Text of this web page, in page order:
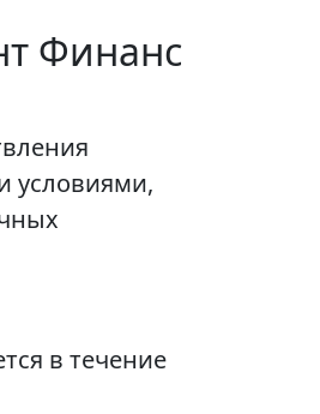
Финанс
условиями,
в течение